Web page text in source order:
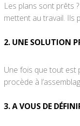
Les plans sont prêts
mettent au travail. Ils
2. UNE SOLUTION
Une fois que tout est
procède à
3. A VOUS DE